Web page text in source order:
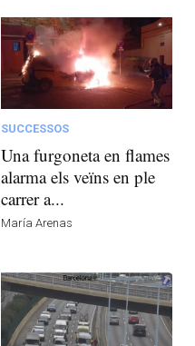
SUCCESSOS
Una furgoneta en flames
alarma els veïns en ple
carrer a...
María Arenas